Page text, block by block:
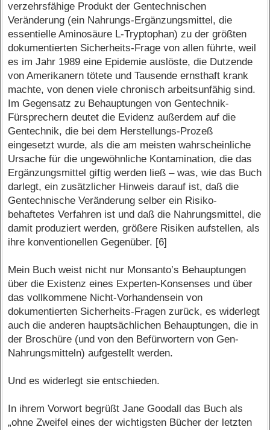
verzehrsfähige Produkt der Gentechnischen
Veränderung (ein Nahrungs-Ergänzungsmittel, die
essentielle Aminosäure L-Tryptophan) zu der größten
dokumentierten Sicherheits-Frage von allen führte, weil
es im Jahr 1989 eine Epidemie auslöste, die Dutzende
von Amerikanern tötete und Tausende ernsthaft krank
machte, von denen viele chronisch arbeitsunfähig sind.
Im Gegensatz zu Behauptungen von Gentechnik-
Fürsprechern deutet die Evidenz außerdem auf die
Gentechnik, die bei dem Herstellungs-Prozeß
eingesetzt wurde, als die am meisten wahrscheinliche
Ursache für die ungewöhnliche Kontamination, die das
Ergänzungsmittel giftig werden ließ – was, wie das Buch
darlegt, ein zusätzlicher Hinweis darauf ist, daß die
Gentechnische Veränderung selber ein Risiko-
behaftetes Verfahren ist und daß die Nahrungsmittel, die
damit produziert werden, größere Risiken aufstellen, als
ihre konventionellen Gegenüber. [6]
Mein Buch weist nicht nur Monsanto’s Behauptungen
über die Existenz eines Experten-Konsenses und über
das vollkommene Nicht-Vorhandensein von
dokumentierten Sicherheits-Fragen zurück, es widerlegt
auch die anderen hauptsächlichen Behauptungen, die in
der Broschüre (und von den Befürwortern von Gen-
Nahrungsmitteln) aufgestellt werden.
Und es widerlegt sie entschieden.
In ihrem Vorwort begrüßt Jane Goodall das Buch als
„ohne Zweifel eines der wichtigsten Bücher der letzten